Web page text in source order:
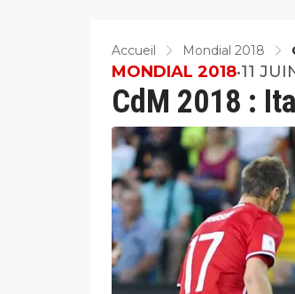
Accueil Mondial 2018
CdM 2018 :
MONDIAL 2018•11